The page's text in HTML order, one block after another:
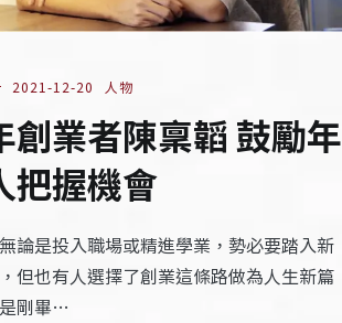
2021-12-20 人物
創業者陳稟韜 鼓勵年
把握機會
論是投入職場或精進學業，勢必要踏入新
但也有人選擇了創業這條路做為人生新篇
剛畢…